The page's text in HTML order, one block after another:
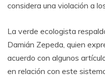
considera una violación a
La verde ecologista
Damián Zepeda, quien
acuerdo con algunos
en relación con este